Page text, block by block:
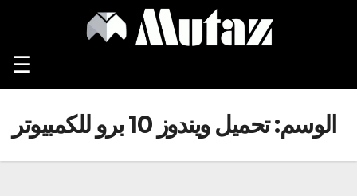
☰
الوسم:تحميل ويندوز 10 برو للكمبيوتر